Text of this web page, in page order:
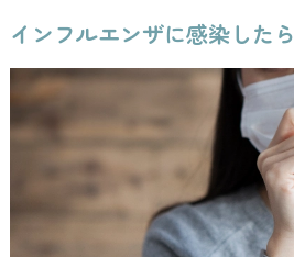
インフルエンザに感染したら